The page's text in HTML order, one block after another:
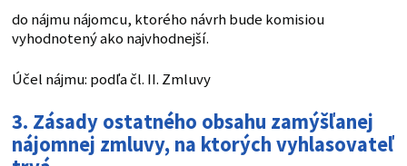
do nájmu nájomcu, ktorého návrh bude komisiou
vyhodnotený ako najvhodnejší.
Účel nájmu: podľa čl. II. Zmluvy
3. Zásady ostatného obsahu zamýšľanej
nájomnej zmluvy, na ktorých vyhlasovateľ